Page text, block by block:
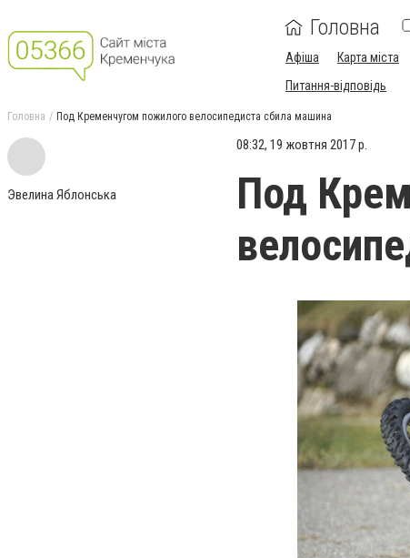
Головна
Афіша Карта міста
Питання-відповідь
Головна Под Кременчугом пожилого велосипедиста сбила машина
Эвелина Яблонська
08:32, 19 жовтня 2017 р.
Под